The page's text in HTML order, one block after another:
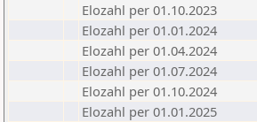
Elozahl per 01.10.2023
Elozahl per 01.01.2024
Elozahl per 01.04.2024
Elozahl per 01.07.2024
Elozahl per 01.10.2024
Elozahl per 01.01.2025